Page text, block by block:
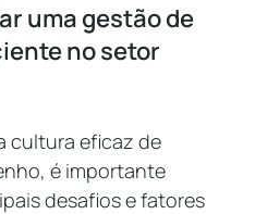
uma gestão de
no setor
cultura eficaz de
é importante
desafios e fatores